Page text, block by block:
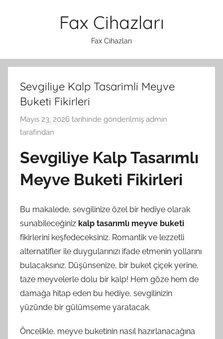
Fax Cihazları
Fax Cihazları
Sevgiliye Kalp Tasarimli Meyve
Buketi Fikirleri
Mayıs 23, 2026 tarihinde gönderilmiş admin
tarafından
Sevgiliye Kalp Tasarımlı
Meyve Buketi Fikirleri
Bu makalede, sevgilinize özel bir hediye olarak
sunabileceğiniz kalp tasarımlı meyve buketi
fikirlerini keşfedeceksiniz. Romantik ve lezzetli
alternatifler ile duygularınızı ifade etmenin yollarını
bulacaksınız. Düşünsenize, bir buket çiçek yerine,
taze meyvelerle dolu bir kalp! Hem göze hem de
damağa hitap eden bu hediye, sevgilinizin
yüzünde bir gülümseme yaratacak.
Öncelikle, meyve buketinin nasıl hazırlanacağına